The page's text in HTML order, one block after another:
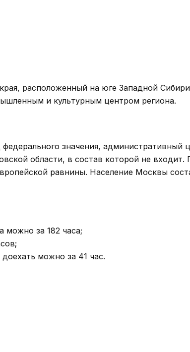
расположенный на юге Западной
и культурным центром региона.
значения, административный
области, в состав которой не входит.
равнины. Население Москвы
можно за 182 часа;
можно за 41 час.